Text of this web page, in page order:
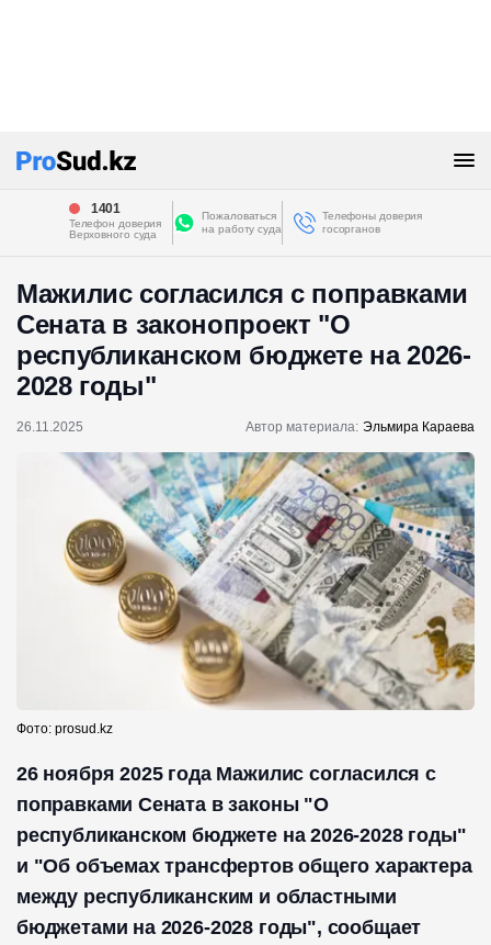
1401
Телефон доверия
Верховного суда
Пожаловаться
на работу суда
Телефоны доверия
госорганов
Мажилис согласился с поправками
Сената в законопроект "О
республиканском бюджете на 2026-
2028 годы"
26.11.2025 Автор материала: Эльмира Караева
Фото: prosud.kz
26 ноября 2025 года Мажилис согласился с
поправками Сената в законы "О
республиканском бюджете на 2026-2028 годы"
и "Об объемах трансфертов общего характера
между республиканским и областными
бюджетами на 2026-2028 годы", сообщает